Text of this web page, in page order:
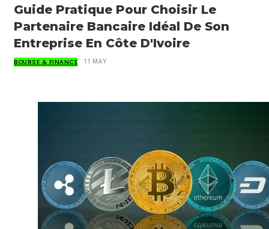
Guide Pratique Pour Choisir Le
Partenaire Bancaire Idéal De Son
Entreprise En Côte D'Ivoire
BOURSE & FINANCE 11 MAY